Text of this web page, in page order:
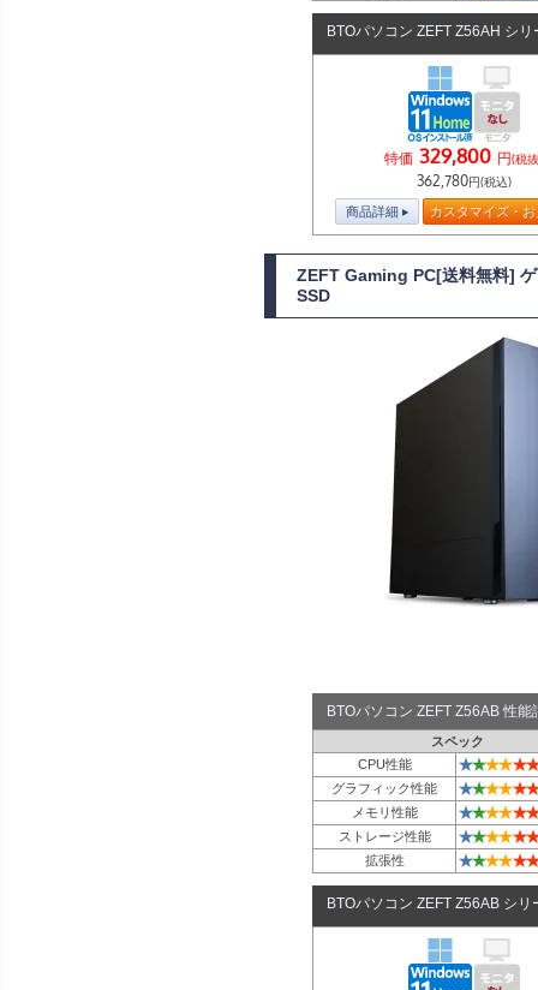
BTOパソコン ZEFT Z56AH シリ
特価 329,800 円(税
362,780円(税込)
商品詳細 カスタマイズ・
ZEFT Gaming PC[送料無料]
SSD
BTOパソコン ZEFT Z56AB 性能
スペック
CPU性能
★★★★★★
グラフィック性能 ★★★★★★
メモリ性能 ★★★★★★
ストレージ性能 ★★★★★★
拡張性 ★★★★★★
BTOパソコン ZEFT Z56AB シリ